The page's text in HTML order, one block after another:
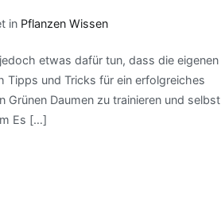
in Pflanzen Wissen
etwas dafür tun, dass die eigenen
Tipps und Tricks für ein erfolgreiches
Daumen zu trainieren und selbst
Es […]